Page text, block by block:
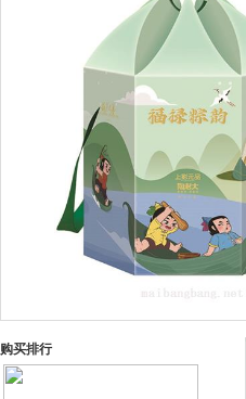
购买排行